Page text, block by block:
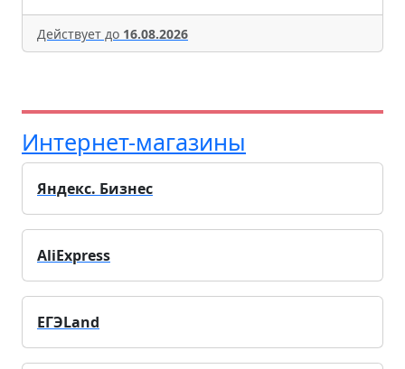
Действует до 16.08.2026
Интернет-магазины
Яндекс. Бизнес
AliExpress
ЕГЭLand